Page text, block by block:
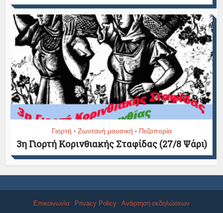
Γιορτή • Ζωντανή μουσική • Πεζοπορία
3η Γιορτή Κορινθιακής Σταφίδας (27/8 Ψάρι)
Επικοινωνία Privacy Policy Ανάρτηση εκδηλώσεων